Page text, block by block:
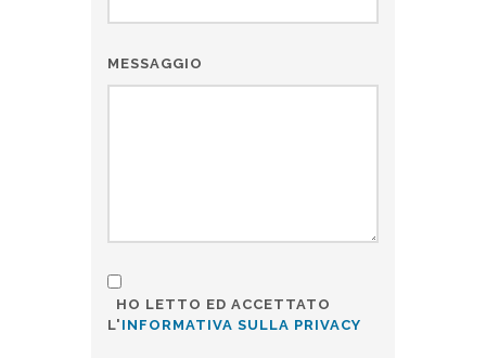
MESSAGGIO
HO LETTO ED ACCETTATO
L' INFORMATIVA SULLA PRIVACY